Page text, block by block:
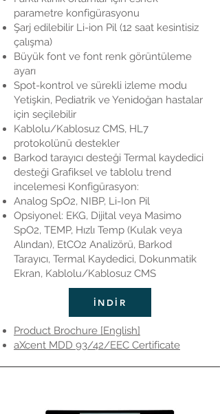
parametre konfigürasyonu
Şarj edilebilir Li-ion Pil (12 saat kesintisiz
çalışma)
Büyük font ve font renk görüntüleme
ayarı
Spot-kontrol ve sürekli izleme modu
Yetişkin, Pediatrik ve Yenidoğan hastalar
için seçilebilir
Kablolu/Kablosuz CMS, HL7
protokolünü destekler
Barkod tarayıcı desteği Termal kaydedici
desteği Grafiksel ve tablolu trend
incelemesi Konfigürasyon:
Analog SpO2, NIBP, Li-Ion Pil
Opsiyonel: EKG, Dijital veya Masimo
SpO2, TEMP, Hızlı Temp (Kulak veya
Alından), EtCO2 Analizörü, Barkod
Tarayıcı, Termal Kaydedici, Dokunmatik
Ekran, Kablolu/Kablosuz CMS
İNDİR
Product Brochure [English]
aXcent MDD 93/42/EEC Certificate